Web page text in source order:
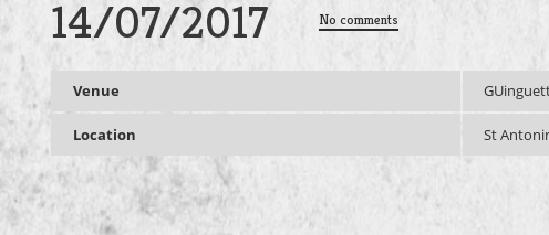
14/07/2017 No comments
Venue
Location St